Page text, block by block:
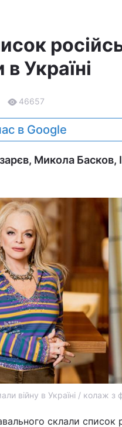
Україні
46657
в Google
Микола Басков,
війну в Україні / колаж з
склали список